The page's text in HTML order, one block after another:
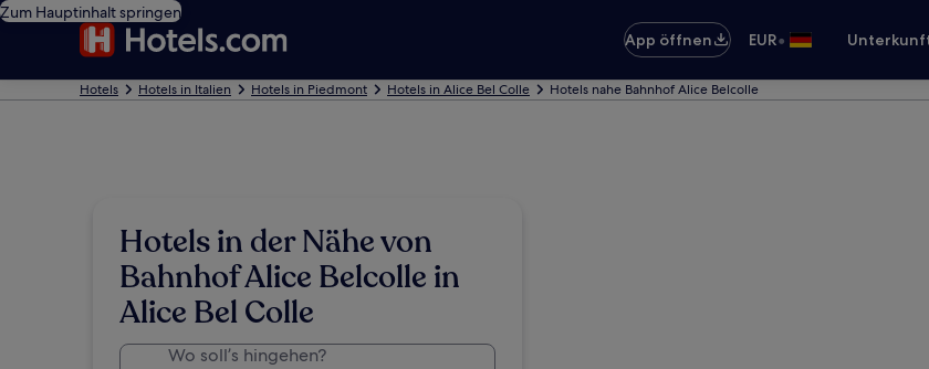
Zum Hauptinhalt springen
App öffnen
EUR•
Hotels Hotels in Italien Hotels in Piedmont Hotels in Alice Bel Colle Hotels nahe Bahnhof Alice Belcolle
Hotels in der Nähe von
Bahnhof Alice Belcolle in
Alice Bel Colle
Wo soll’s hingehen?